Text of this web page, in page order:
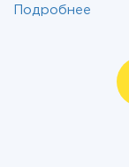
Подробнее